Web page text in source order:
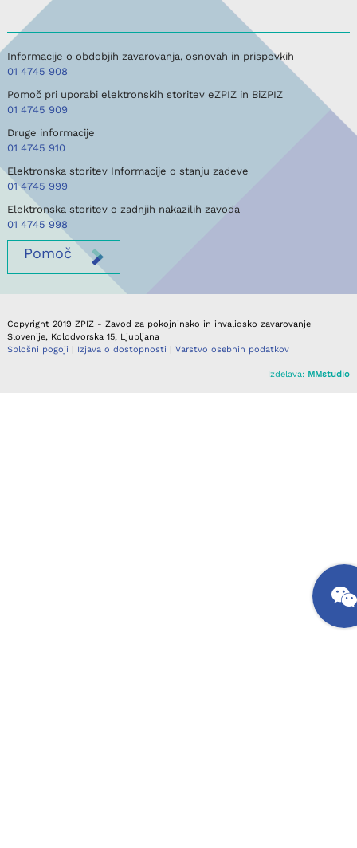
Informacije o obdobjih zavarovanja, osnovah in prispevkih
01 4745 908
Pomoč pri uporabi elektronskih storitev eZPIZ in BiZPIZ
01 4745 909
Druge informacije
01 4745 910
Elektronska storitev Informacije o stanju zadeve
01 4745 999
Elektronska storitev o zadnjih nakazilih zavoda
01 4745 998
Pomoč
Copyright 2019 ZPIZ - Zavod za pokojninsko in invalidsko zavarovanje
Slovenije, Kolodvorska 15, Ljubljana
Splošni pogoji | Izjava o dostopnosti | Varstvo osebnih podatkov
Izdelava: MMstudio